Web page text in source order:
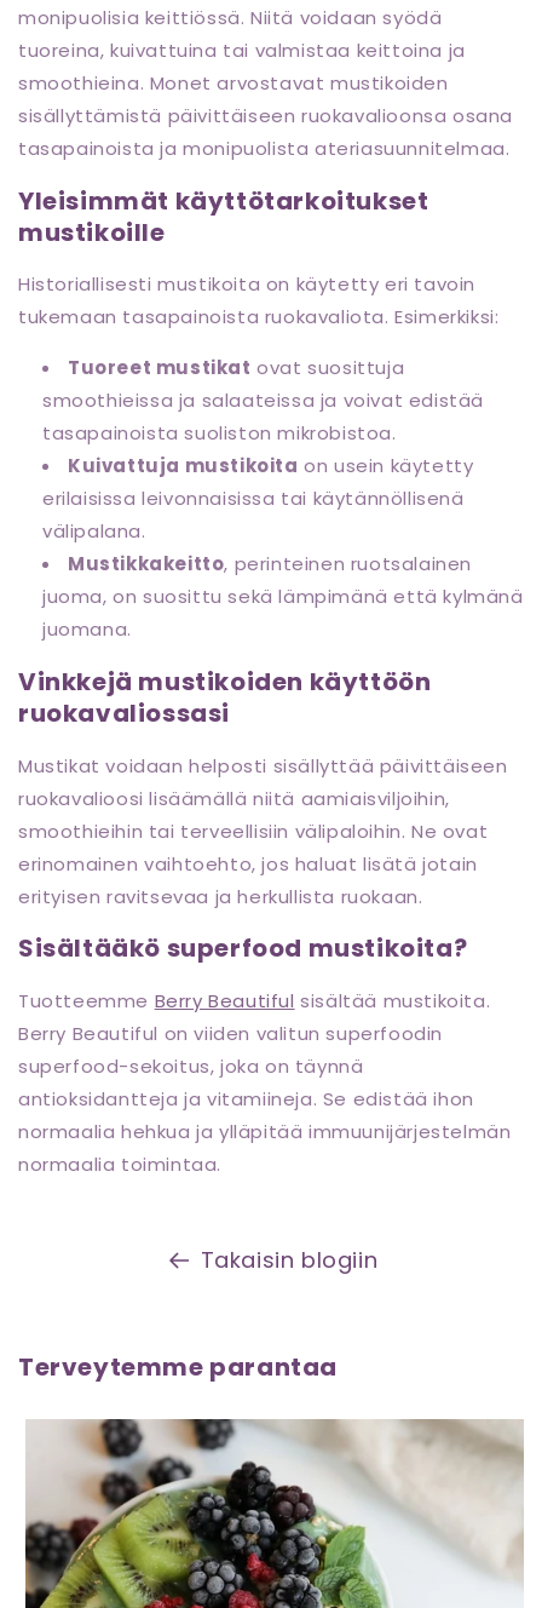
monipuolisia keittiössä. Niitä voidaan syödä
tuoreina, kuivattuina tai valmistaa keittoina ja
smoothieina. Monet arvostavat mustikoiden
sisällyttämistä päivittäiseen ruokavalioonsa osana
tasapainoista ja monipuolista ateriasuunnitelmaa.
Yleisimmät käyttötarkoitukset
mustikoille
Historiallisesti mustikoita on käytetty eri tavoin
tukemaan tasapainoista ruokavaliota. Esimerkiksi:
Tuoreet mustikat ovat suosittuja
smoothieissa ja salaateissa ja voivat edistää
tasapainoista suoliston mikrobistoa.
Kuivattuja mustikoita on usein käytetty
erilaisissa leivonnaisissa tai käytännöllisenä
välipalana.
Mustikkakeitto, perinteinen ruotsalainen
juoma, on suosittu sekä lämpimänä että kylmänä
juomana.
Vinkkejä mustikoiden käyttöön
ruokavaliossasi
Mustikat voidaan helposti sisällyttää päivittäiseen
ruokavalioosi lisäämällä niitä aamiaisviljoihin,
smoothieihin tai terveellisiin välipaloihin. Ne ovat
erinomainen vaihtoehto, jos haluat lisätä jotain
erityisen ravitsevaa ja herkullista ruokaan.
Sisältääkö superfood mustikoita?
Tuotteemme Berry Beautiful sisältää mustikoita.
Berry Beautiful on viiden valitun superfoodin
superfood-sekoitus, joka on täynnä
antioksidantteja ja vitamiineja. Se edistää ihon
normaalia hehkua ja ylläpitää immuunijärjestelmän
normaalia toimintaa.
Takaisin blogiin
Terveytemme parantaa